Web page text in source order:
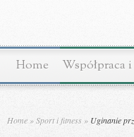
Home Współpraca
Home »Sport i fitness » Uginanie